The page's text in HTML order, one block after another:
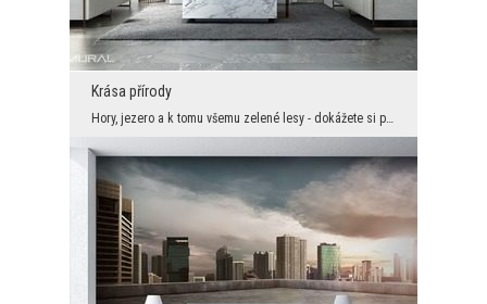
Krása přírody
Hory, jezero a k tomu všemu zelené lesy - dokážete si představit krásnější pohled? Nejspíš ne. To...